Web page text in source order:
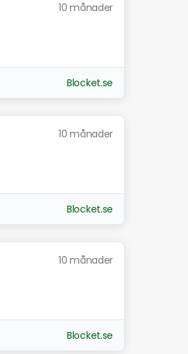
10 månader
Blocket.se
10 månader
Blocket.se
10 månader
Blocket.se